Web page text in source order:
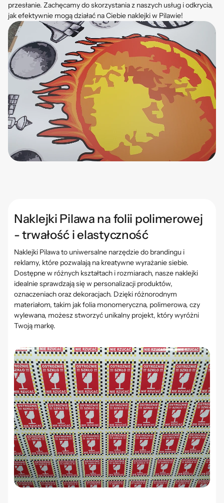
przesłanie. Zachęcamy do skorzystania z naszych usług i odkrycia,
jak efektywnie mogą działać na Ciebie naklejki w Pilawie!
Naklejki Pilawa na folii polimerowej
- trwałość i elastyczność
Naklejki Pilawato uniwersalne narzędzie do brandingu i
reklamy, które pozwalają na kreatywne wyrażanie siebie.
Dostępne w różnych kształtach i rozmiarach, nasze naklejki
idealnie sprawdzają się w personalizacji produktów,
oznaczeniach oraz dekoracjach. Dzięki różnorodnym
materiałom, takim jak folia monomeryczna, polimerowa, czy
wylewana, możesz stworzyć unikalny projekt, który wyróżni
Twoją markę.